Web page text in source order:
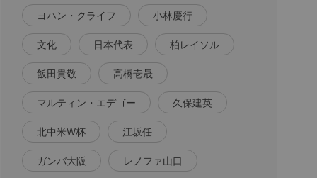
ヨハン・クライフ 小林慶行
文化 日本代表 柏レイソル
飯田貴敬 高橋壱晟
マルティン・エデゴー 久保建英
北中米W杯 江坂任
ガンバ大阪 レノファ山口